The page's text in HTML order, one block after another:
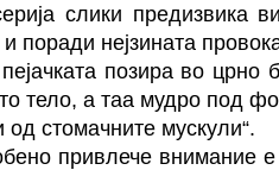
слики предизвика
поради нејзината
позира во црно
тело, а таа мудро под
од стомачните мускули“.
привлече внимание